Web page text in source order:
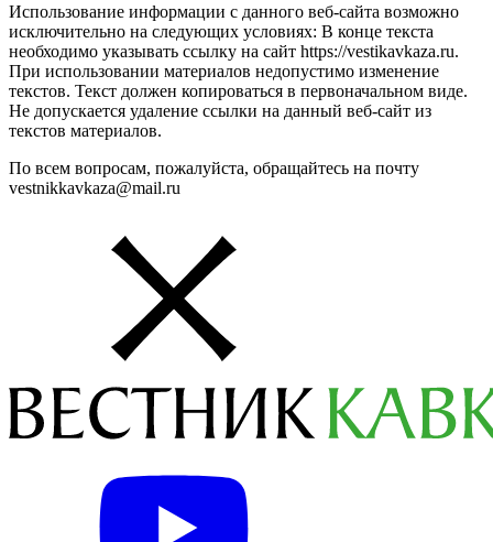
Использование информации с данного веб-сайта возможно
исключительно на следующих условиях: В конце текста
необходимо указывать ссылку на сайт https://vestikavkaza.ru.
При использовании материалов недопустимо изменение
текстов. Текст должен копироваться в первоначальном виде.
Не допускается удаление ссылки на данный веб-сайт из
текстов материалов.
По всем вопросам, пожалуйста, обращайтесь на почту
vestnikkavkaza@mail.ru